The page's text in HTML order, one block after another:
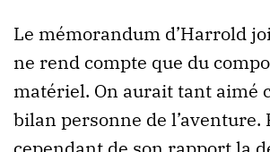
Le mémorandum d’Harrold
ne rend compte que du
matériel. On aurait tant aimé
bilan personne de l’aventure.